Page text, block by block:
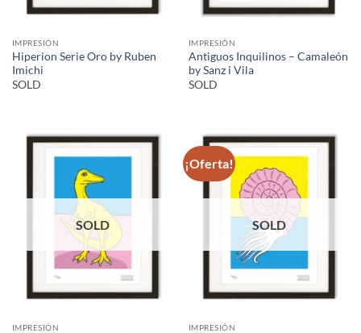
IMPRESIÓN
Hiperion Serie Oro by Ruben
Imichi
SOLD
IMPRESIÓN
Antiguos Inquilinos – Camaleón
by Sanz i Vila
SOLD
SOLD
IMPRESIÓN
¡Oferta!
SOLD
IMPRESIÓN